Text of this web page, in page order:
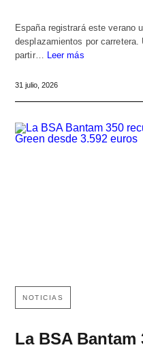
España registrará este verano
desplazamientos por
partir… Leer más
31 julio, 2026
NOTICIAS
La BSA Bantam